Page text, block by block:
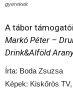
gyerekek
A tábor
Markó Péter –
Drink&Alföld
Írta: Boda Zsuzsa
Képek: Kiskőrös